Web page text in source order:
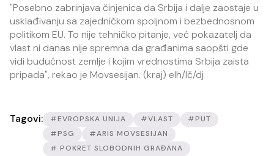
"Posebno zabrinjava činjenica da Srbija i dalje zaostaje u
usklađivanju sa zajedničkom spoljnom i bezbednosnom
politikom EU. To nije tehničko pitanje, već pokazatelj da
vlast ni danas nije spremna da građanima saopšti gde
vidi budućnost zemlje i kojim vrednostima Srbija zaista
pripada", rekao je Movsesijan. (kraj) elh/lč/dj
Tagovi: #EVROPSKA UNIJA #VLAST
#PUT
#PSG
#ARIS MOVSESIJAN
# POKRET SLOBODNIH GRAĐANA